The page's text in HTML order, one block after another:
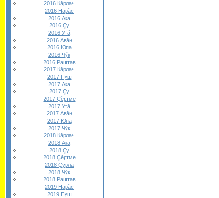
2016 Кăрлач
2016 Нарăс
2016 Ака
2016 Çу
2016 Утă
2016 Авăн
2016 Юпа
2016 Чӳк
2016 Раштав
2017 Кăрлач
2017 Пуш
2017 Ака
2017 Çу
2017 Çĕртме
2017 Утă
2017 Авăн
2017 Юпа
2017 Чӳк
2018 Кăрлач
2018 Ака
2018 Çу
2018 Çĕртме
2018 Çурла
2018 Чӳк
2018 Раштав
2019 Нарăс
2019 Пуш